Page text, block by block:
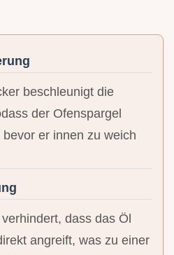
beschleunigt die
der Ofenspargel
er innen zu weich
dass das Öl
angreift, was zu einer